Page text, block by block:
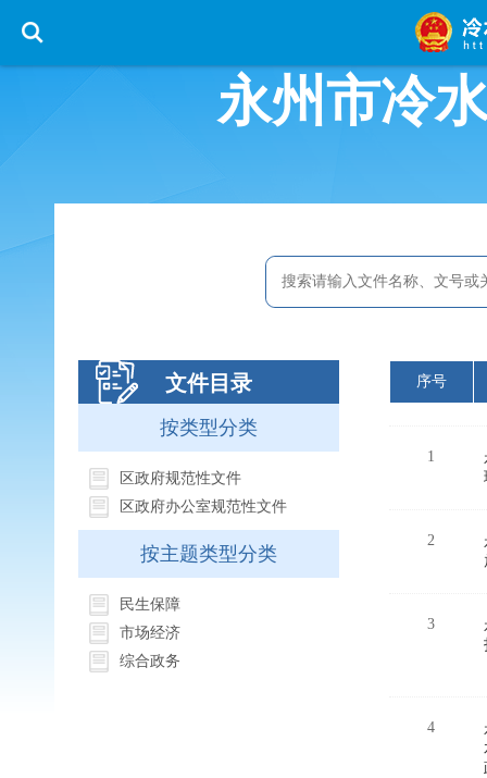
永州市冷
文件目录
按类型分类
区政府规范性文件
区政府办公室规范性文件
按主题类型分类
民生保障
市场经济
综合政务
序号
1
2
3
4